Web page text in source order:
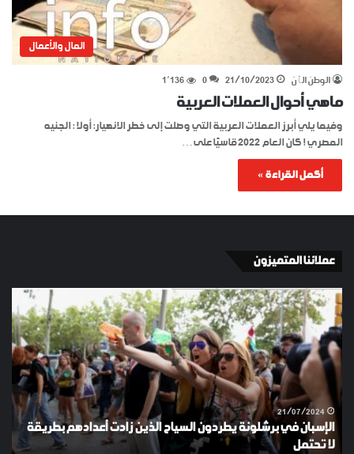
المال والأعمال
الوطن الٱن 21/10/2023
0 1٬136
ماهي أحوال العملات العربية
وفيما يلي أبرز العملات العربية التي وصلت إلى خطر الانهيار: أولا : الجنيه
المصري ! كان العام 2022 قاسيًا على…
أكمل القراءة »
عملائنا المتميزون
الإسبان
في
برشلونة
يطردون
السياح
الذين
زادت
أعدادهم
بطريقة
21/07/2024
الإسبان في برشلونة يطردون السياح الذين زادت أعدادهم بطريقة
لا تحتمل